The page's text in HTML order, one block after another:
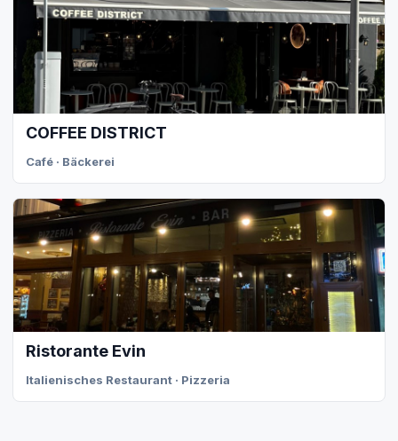
COFFEE DISTRICT
Café · Bäckerei
Ristorante Evin
Italienisches Restaurant · Pizzeria